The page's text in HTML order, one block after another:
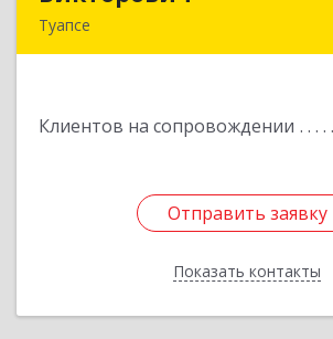
Туапсе
Клиентов на сопровождении
Отправить заявку
Показать контакты
Отправить заявку
Назад